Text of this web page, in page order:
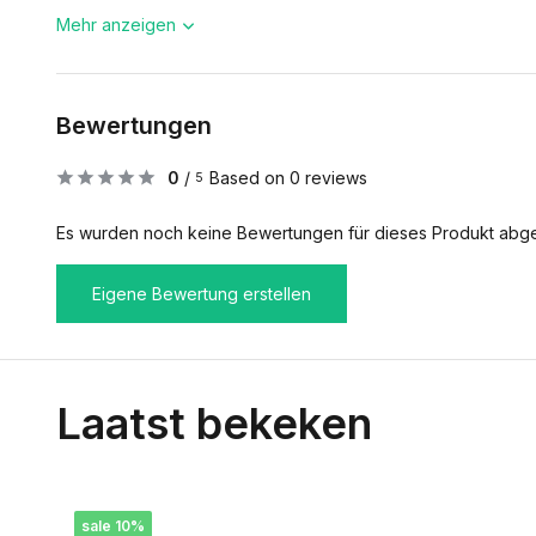
Mehr anzeigen
Bewertungen
0 / 5 Based on 0 reviews
Es wurden noch keine Bewertungen für dieses Produkt
Eigene Bewertung erstellen
Laatst bekeken
sale 10%